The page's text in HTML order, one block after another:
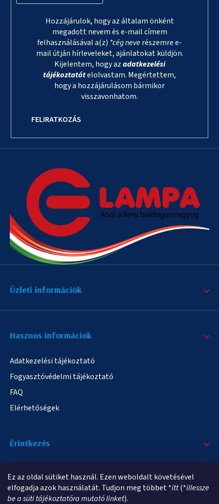
Ez az oldal sütiket használ. Ezen weboldalt követésével
elfogadja azok használatát. Tudjon meg többet *itt(*illessze
be a süti tájékoztatóra mutató linket).
Hozzájárulok, hogy az általam önként
megadott nevem és e-mail címem
felhasználásával a(z) *cég neverészemre e-
mail útján hírleveleket, ajánlatokat küldjön.
Kijelentem, hogy azadatkezelési
tájékoztatótelolvastam. Megértettem,
hogy a hozzájárulásom bármikor
visszavonhatom.
FELIRATKOZÁS
Üzleti információk
Hasznos informáciok
Adatkezelési tájékoztató
Fogyasztóvédelmi tájékoztató
FAQ
Elérhetőségek
Érintkezés
info@elampa.hu